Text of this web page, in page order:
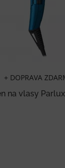
+ DOPRAVA
na vlasy